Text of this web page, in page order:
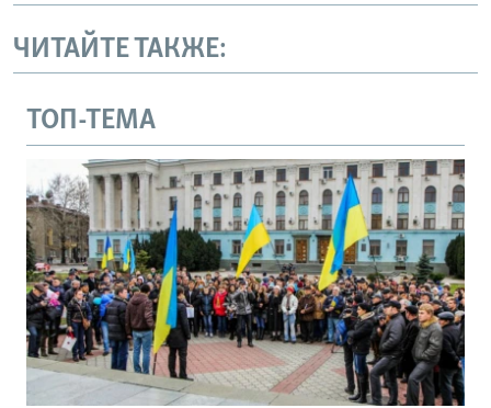
ЧИТАЙТЕ ТАКЖЕ:
ТОП-ТЕМА